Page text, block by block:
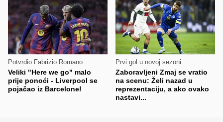
Potvrdio Fabrizio Romano
Veliki "Here we go" malo
prije ponoći - Liverpool se
pojačao iz Barcelone!
Prvi gol u novoj sezoni
Zaboravljeni Zmaj se vratio
na scenu: Želi nazad u
reprezentaciju, a ako ovako
nastavi...